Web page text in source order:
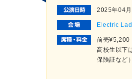
2025年04
Electric
前売¥5,200
高校生以下
保険証など